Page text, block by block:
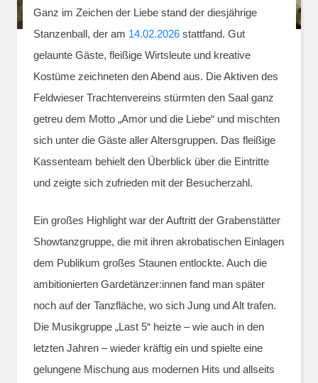
Ganz im Zeichen der Liebe stand der diesjährige
Stanzenball, der am 14.02.2026stattfand. Gut
gelaunte Gäste, fleißige Wirtsleute und kreative
Kostüme zeichneten den Abend aus. Die Aktiven des
Feldwieser Trachtenvereins stürmten den Saal ganz
getreu dem Motto „Amor und die Liebe“ und mischten
sich unter die Gäste aller Altersgruppen. Das fleißige
Kassenteam behielt den Überblick über die Eintritte
und zeigte sich zufrieden mit der Besucherzahl.
Ein großes Highlight war der Auftritt der Grabenstätter
Showtanzgruppe, die mit ihren akrobatischen Einlagen
dem Publikum großes Staunen entlockte. Auch die
ambitionierten Gardetänzer:innen fand man später
noch auf der Tanzfläche, wo sich Jung und Alt trafen.
Die Musikgruppe „Last 5“ heizte – wie auch in den
letzten Jahren – wieder kräftig ein und spielte eine
gelungene Mischung aus modernen Hits und allseits